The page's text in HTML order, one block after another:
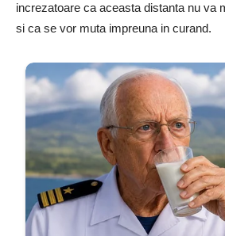
increzatoare ca aceasta distanta nu va
si ca se vor muta impreuna in curand.